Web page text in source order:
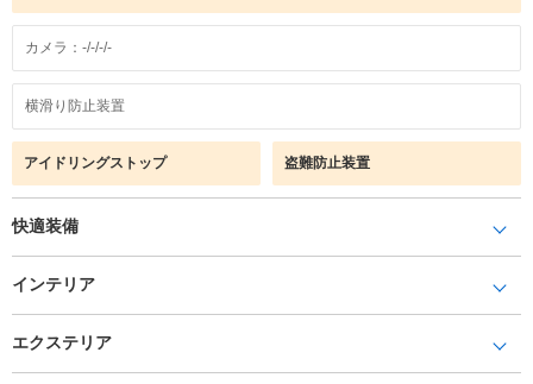
カメラ：-/-/-/-
横滑り防止装置
アイドリングストップ 盗難防止装置
快適装備
インテリア
エクステリア